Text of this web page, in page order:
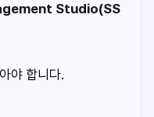
Studio(SS
야 합니다.